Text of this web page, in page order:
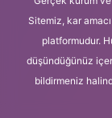
Sitemiz, kar
platformudur.
düşündüğünüz
bildirmeniz